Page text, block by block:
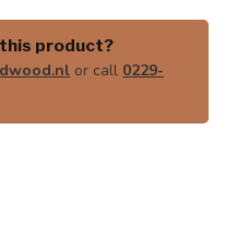
product?
or call 0229-